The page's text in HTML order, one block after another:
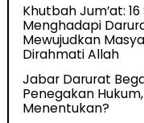
Khutbah Jum’at:
Menghadapi
Mewujudkan
Dirahmati Allah
Jabar Darurat
Penegakan
Menentukan?